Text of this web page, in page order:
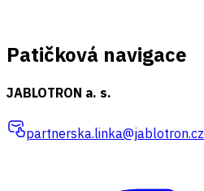
Patičková navigace
JABLOTRON a. s.
partnerska.linka@jablotron.cz